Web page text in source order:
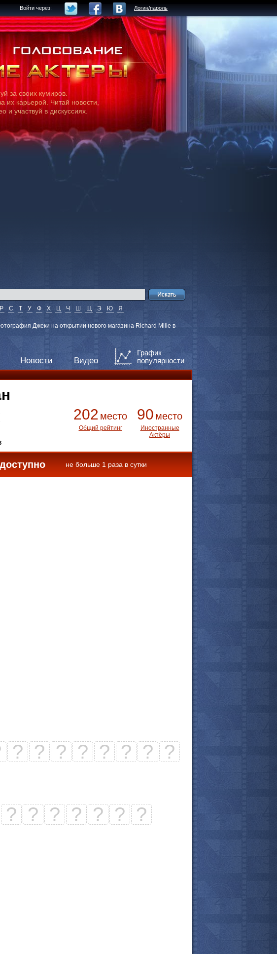
Войти через: Логин/пароль
за своих кумиров.
их карьерой. Читай новости,
и участвуй в дискуссиях.
Р С Т У Ф Х Ц Ч Ш Щ Э Ю Я
Джеки на открытии нового магазина Richard Mille в
Новости Видео
График
популярности
202 место
Общий рейтинг
90 место
Иностранные
Актёры
не больше 1 раза в сутки
? ? ? ? ? ? ? ?
? ? ? ? ? ? ?